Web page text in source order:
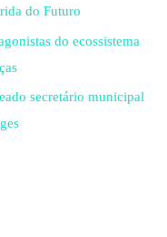
do Futuro
do ecossistema
secretário municipal